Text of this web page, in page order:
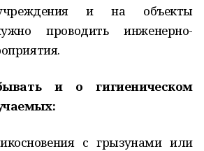
и на объекты
проводить инженерно-
и о гигиеническом
с грызунами или